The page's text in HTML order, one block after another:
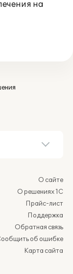
на
О сайте
О решениях 1С
Прайс-лист
Поддержка
Обратная связь
об ошибке
Карта сайта